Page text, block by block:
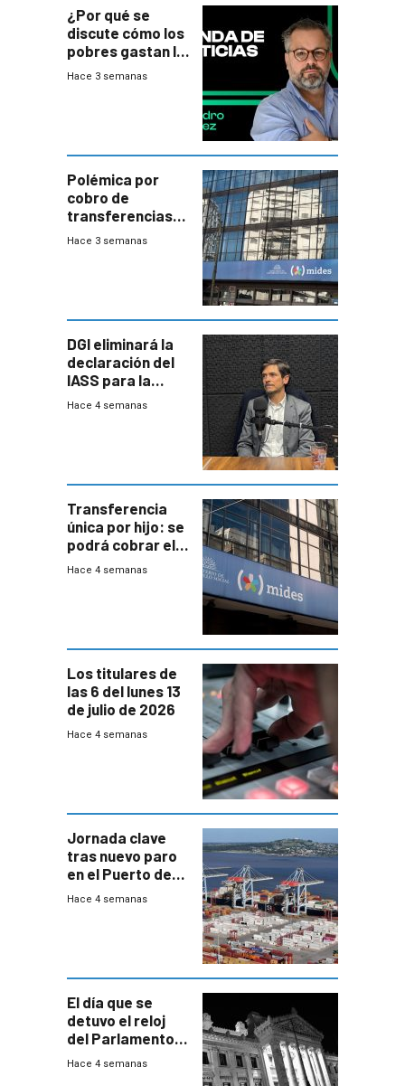
¿Por qué se
discute cómo los
pobres gastan la
plata?
Hace 3 semanas
Polémica por
cobro de
transferencias
del Mides en
Hace 3 semanas
DGI eliminará la
declaración del
IASS para la
mayoría de los
Hace 4 semanas
Transferencia
única por hijo: se
podrá cobrar el
100% en efectivo
Hace 4 semanas
Los titulares de
las 6 del lunes 13
de julio de 2026
Hace 4 semanas
Jornada clave
tras nuevo paro
en el Puerto de
Montevideo
Hace 4 semanas
El día que se
detuvo el reloj
del Parlamento
para negociar
Hace 4 semanas